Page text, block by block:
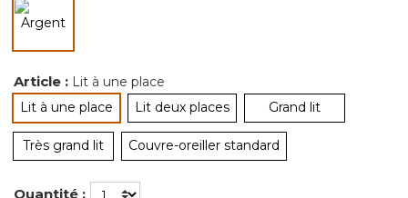
Article : Lit à une place
Lit à une place
sélectionné
Lit deux places Grand lit
Très grand lit Couvre-oreiller standard
Quantité :